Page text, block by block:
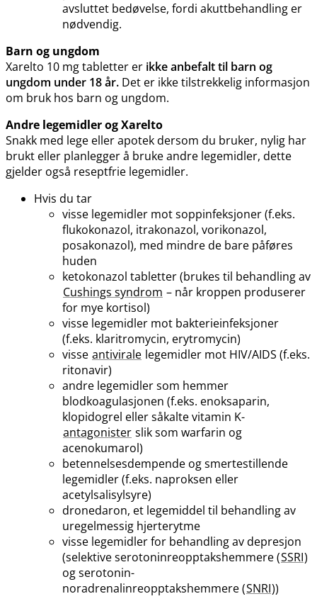
avsluttet bedøvelse, fordi akuttbehandling er
nødvendig.
Barn og ungdom
Xarelto 10 mg tabletter er ikke anbefalt til barn og
ungdom under 18 år. Det er ikke tilstrekkelig informasjon
om bruk hos barn og ungdom.
Andre legemidler og Xarelto
Snakk med lege eller apotek dersom du bruker, nylig har
brukt eller planlegger å bruke andre legemidler, dette
gjelder også reseptfrie legemidler.
Hvis du tar
visse legemidler mot soppinfeksjoner (f.eks.
flukokonazol, itrakonazol, vorikonazol,
posakonazol), med mindre de bare påføres
huden
ketokonazol tabletter (brukes til behandling av
Cushings syndrom – når kroppen produserer
for mye kortisol)
visse legemidler mot bakterieinfeksjoner
(f.eks. klaritromycin, erytromycin)
visse antivirale legemidler mot HIV​/​AIDS (f.eks.
ritonavir)
andre legemidler som hemmer
blodkoagulasjonen (f.eks. enoksaparin,
klopidogrel eller såkalte vitamin K-
antagonister slik som warfarin og
acenokumarol)
betennelsesdempende og smertestillende
legemidler (f.eks. naproksen eller
acetylsalisylsyre)
dronedaron, et legemiddel til behandling av
uregelmessig hjerterytme
visse legemidler for behandling av depresjon
(selektive serotoninreopptakshemmere (SSRI)
og serotonin-
noradrenalinreopptakshemmere (SNRI))